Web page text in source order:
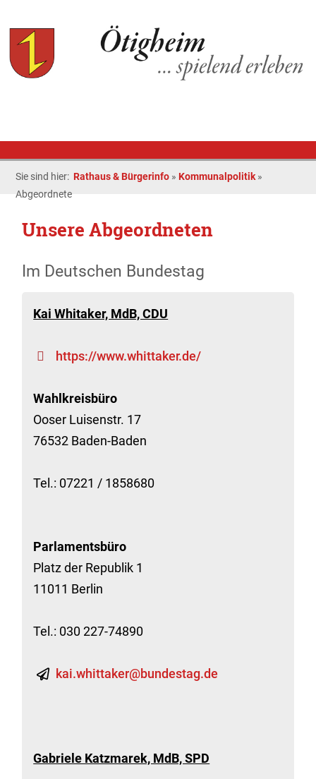
Sie sind hier: Rathaus & Bürgerinfo » Kommunalpolitik »
Abgeordnete
Unsere Abgeordneten
Im Deutschen Bundestag
Kai Whitaker, MdB, CDU
https://www.whittaker.de/
Wahlkreisbüro
Ooser Luisenstr. 17
76532 Baden-Baden
Tel.: 07221 / 1858680
Parlamentsbüro
Platz der Republik 1
11011 Berlin
Tel.: 030 227-74890
kai.whittaker@bundestag.de
Gabriele Katzmarek, MdB, SPD